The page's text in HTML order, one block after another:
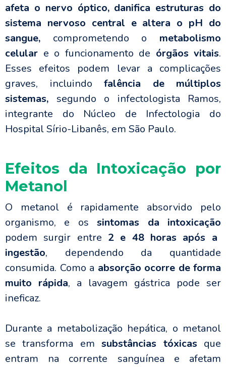
afeta o nervo óptico, danifica estruturas do
sistema nervoso central e altera o pH do
sangue, comprometendo o metabolismo
celular e o funcionamento de órgãos vitais.
Esses efeitos podem levar a complicações
graves, incluindo falência de múltiplos
sistemas, segundo o infectologista Ramos,
integrante do Núcleo de Infectologia do
Hospital Sírio-Libanês, em São Paulo.
Efeitos da Intoxicação por
Metanol
O metanol é rapidamente absorvido pelo
organismo, e ossintomas da intoxicação
podem surgir entre 2 e 48 horas após a
ingestão, dependendo da quantidade
consumida. Como a absorção ocorre de forma
muito rápida, a lavagem gástrica pode ser
ineficaz.
Durante a metabolização hepática, o metanol
se transforma emsubstâncias tóxicas que
entram na corrente sanguínea e afetam